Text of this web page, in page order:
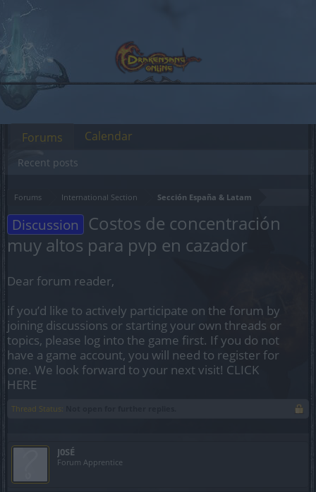
Forums International Section Sección España & Latam
Discussion
Costos de concentración
muy altos para pvp en cazador
Dear forum reader,
if you’d like to actively participate on the forum by
joining discussions or starting your own threads or
topics, please log into the game first. If you do not
have a game account, you will need to register for
one. We look forward to your next visit! CLICK
HERE
Thread Status:
J0SÉ
Forum Apprentice
Forums
Recent posts
Calendar